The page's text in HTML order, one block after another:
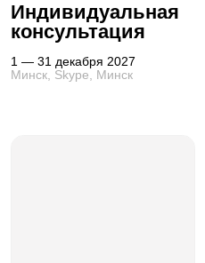
Индивидуальная
консультация
1 — 31 декабря 2027
Минск, Skype, Минск